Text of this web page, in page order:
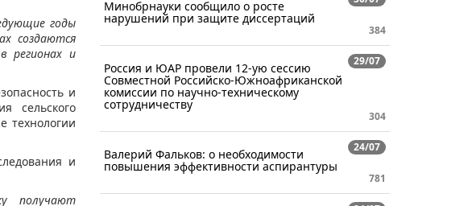
годы
создаются
регионах и
и
сельского
технологии
и
получают
Минобрнауки сообщило о росте
нарушений при защите диссертаций
384
29/07
Россия и ЮАР провели 12-ую сессию
Совместной Российско-Южноафриканской
комиссии по научно-техническому
сотрудничеству
304
24/07
Валерий Фальков: о необходимости
повышения эффективности аспирантуры
781